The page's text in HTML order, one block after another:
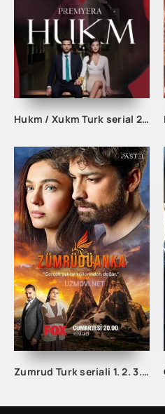
Hukm / Xukm Turk serial 203. 204. 205. 206. 207. 208. 209. 210. 211. 212. 213. 214. 215 Qism Uzbek tilida Hukim Xukim Barcha qismlari
Zumrud Turk seriali 1. 2. 3. 80. 81. 82. 83. 84. 85. 86. 87. 88. 89. 90 Qism Uzbek tilida Barcha qismlar